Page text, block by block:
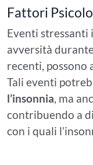
Fattori
Eventi stressanti
avversità
recenti, possono
Tali eventi
l’insonnia, ma
contribuendo a
con i quali